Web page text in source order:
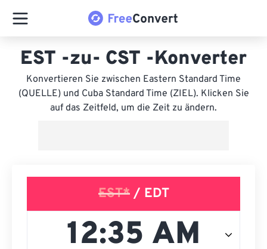
EST -zu- CST -Konverter
Konvertieren Sie zwischen Eastern Standard Time
(QUELLE) und Cuba Standard Time (ZIEL). Klicken Sie
auf das Zeitfeld, um die Zeit zu ändern.
EST*/ EDT